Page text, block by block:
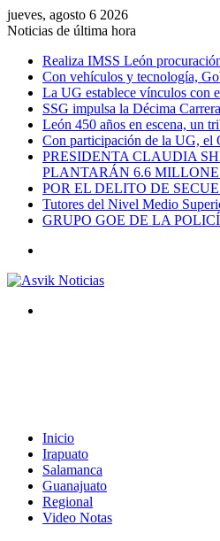
jueves, agosto 6 2026
Noticias de última hora
Realiza IMSS León
Con vehículos y tecnología,
La UG establece vínculos con
SSG impulsa la Décima
León 450 años en escena, un
Con participación de la UG, el
PRESIDENTA CLAUDIA
PLANTARÁN 6.6
POR EL DELITO DE
Tutores del Nivel Medio
GRUPO GOE DE LA
Inicio
Irapuato
Salamanca
Guanajuato
Regional
Video Notas